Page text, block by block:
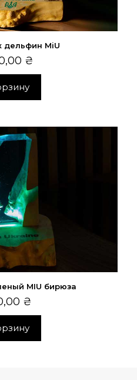
дельфин MiU
₴
MIU бирюза
₴